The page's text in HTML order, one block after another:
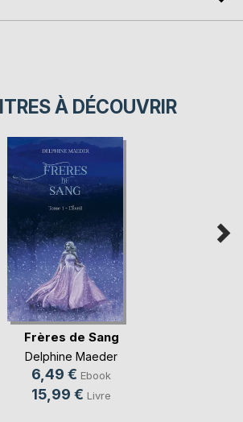
À DÉCOUVRIR
Frères de Sang
Delphine Maeder
6,49 € Ebook
15,99 € Livre